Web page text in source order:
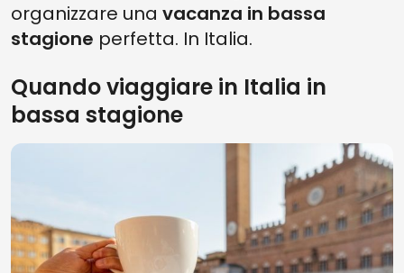
organizzare una vacanza in bassa
stagione perfetta. In Italia.
Quando viaggiare in Italia in
bassa stagione